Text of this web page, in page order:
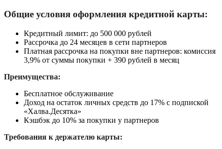
Общие условия оформления кредитной карты:
Кредитный лимит: до 500 000 рублей
Рассрочка до 24 месяцев в сети партнеров
Платная рассрочка на покупки вне партнеров: комиссия
3,9% от суммы покупки + 390 рублей в месяц
Преимущества:
Бесплатное обслуживание
Доход на остаток личных средств до 17% с подпиской
«Халва.Десятка»
Кэшбэк до 10% за покупки у партнеров
Требования к держателю карты: